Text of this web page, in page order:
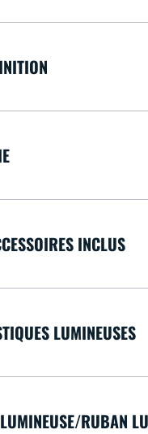
INCLUS
LUMINEUSES
RUBAN